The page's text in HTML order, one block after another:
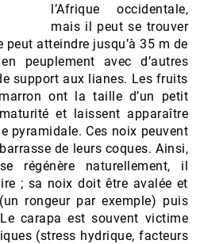
l’Afrique occidentale,
mais il peut se trouver
peut atteindre jusqu’à 35 m de
peuplement avec d’autres
support aux lianes. Les fruits
ont la taille d’un petit
et laissent apparaître
pyramidale. Ces noix peuvent
de leurs coques. Ainsi,
régénère naturellement, il
; sa noix doit être avalée et
rongeur par exemple) puis
carapa est souvent victime
(stress hydrique, facteurs